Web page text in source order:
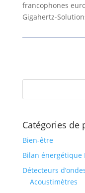
francophones
Gigahertz-
Catégories de
Bien-être
Bilan énergétique
Détecteurs
Acoustimètres